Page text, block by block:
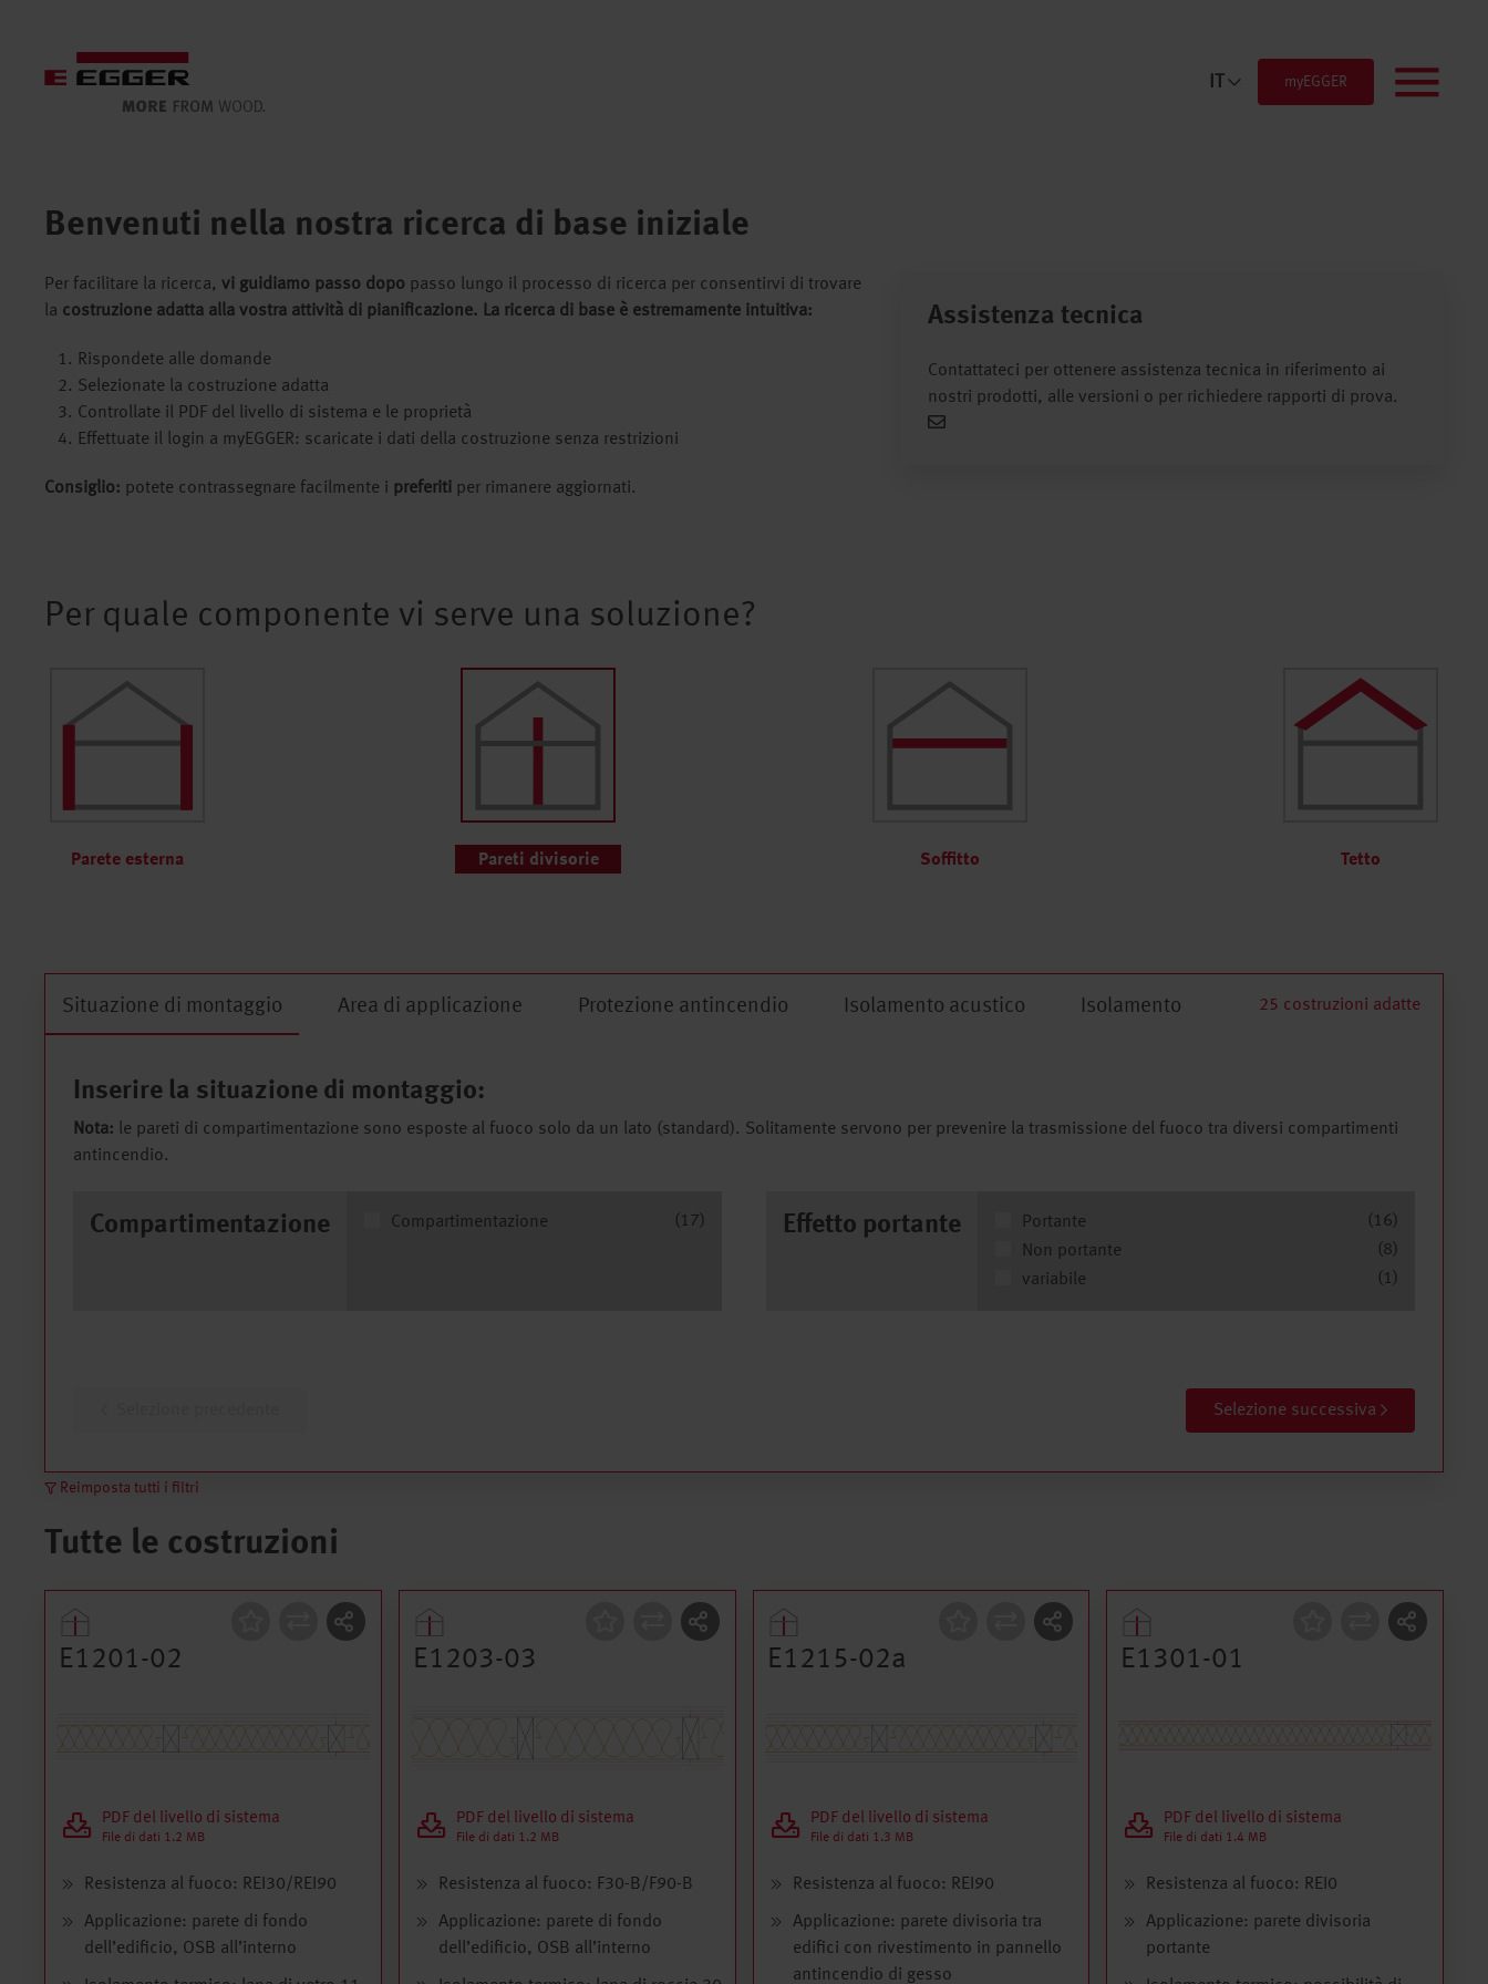
IT myEGGER
Benvenuti nella nostra ricerca di base iniziale
Per facilitare la ricerca, vi guidiamo passo dopo passo lungo il processo di ricerca per consentirvi di trovare
la costruzione adatta alla vostra attività di pianificazione. La ricerca di base è estremamente intuitiva:
Rispondete alle domande
Selezionate la costruzione adatta
Controllate il PDF del livello di sistema e le proprietà
Effettuate il login a myEGGER: scaricate i dati della costruzione senza restrizioni
Consiglio: potete contrassegnare facilmente i preferiti per rimanere aggiornati.
Assistenza tecnica
Contattateci per ottenere assistenza tecnica in riferimento ai
nostri prodotti, alle versioni o per richiedere rapporti di prova.
Per quale componente vi serve una soluzione?
Parete esterna Pareti divisorie Soffitto Tetto
Situazione di montaggio Area di applicazione Protezione antincendio Isolamento acustico Isolamento 25 costruzioni adatte
Inserire la situazione di montaggio:
Nota: le pareti di compartimentazione sono esposte al fuoco solo da un lato (standard). Solitamente servono per prevenire la trasmissione del fuoco tra diversi compartimenti
antincendio.
Compartimentazione Compartimentazione (17) Effetto portante Portante
(16)
Non portante
(8)
variabile
(1)
Selezione successiva
Reimposta tutti i filtri
Tutte le costruzioni
Costruzione
E1201-02
PDF del livello di sistema
File di dati 1.2 MB
Resistenza al fuoco: REI30/REI90
Applicazione: parete di fondo
dell’edificio, OSB all’interno
Costruzione
E1203-03
PDF del livello di sistema
File di dati 1.2 MB
Resistenza al fuoco: F30-B/F90-B
Applicazione: parete di fondo
dell’edificio, OSB all’interno
Costruzione
E1215-02a
PDF del livello di sistema
File di dati 1.3 MB
Resistenza al fuoco: REI90
Applicazione: parete divisoria tra
edifici con rivestimento in pannello
antincendio di gesso
Costruzione
E1301-01
PDF del livello di sistema
File di dati 1.4 MB
Resistenza al fuoco: REI0
Applicazione: parete divisoria
portante